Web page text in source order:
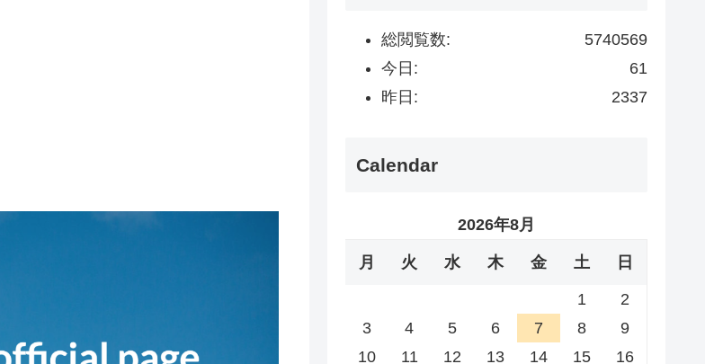
5740569
総閲覧数:
61
今日:
2337
昨日:
Calendar
2026年8月
月 火 水 木 金 土 日
1
2
3
4 5 6 7 8
9
10
11 12 13 14 15 16